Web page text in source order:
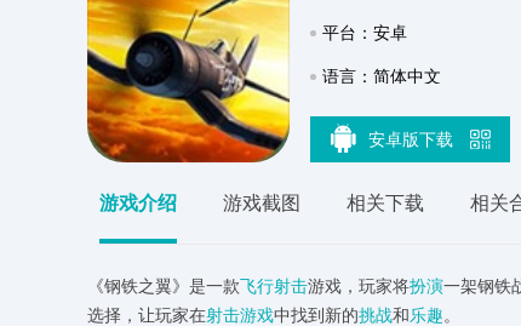
平台：安卓
语言：简体中文
安卓版下载
游戏介绍 游戏截图 相关下载 相关
《钢铁之翼》是一款飞行射击游戏，玩家将扮演一架钢铁
选择，让玩家在射击游戏中找到新的挑战和乐趣。